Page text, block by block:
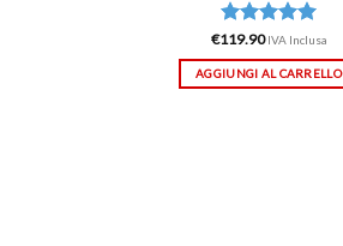
Valutato
5.00su 5
€119.90 IVA Inclusa
AGGIUNGI AL CARRELLO